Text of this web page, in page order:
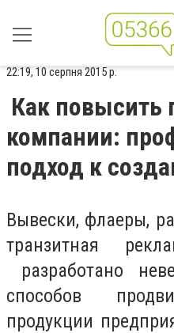
22:19, 10 серпня 2015 р.
Как повысить
компании:
подход к
Вывески, флаеры,
транзитная
разработано
способов
продукции